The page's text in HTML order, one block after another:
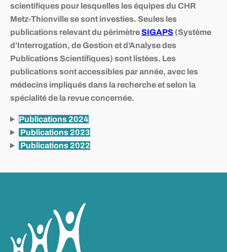
scientifiques pour lesquelles les équipes du CHR
Metz-Thionville se sont investies. Seules les
publications relevant du périmètreSIGAPS (Système
d’Interrogation, de Gestion et d’Analyse des
Publications Scientifiques) sont listées. Les
publications sont accessibles par année, avec les
médecins impliqués dans la recherche et selon la
spécialité de la revue concernée.
Publications 2024
Publications 2023
Publications 2022